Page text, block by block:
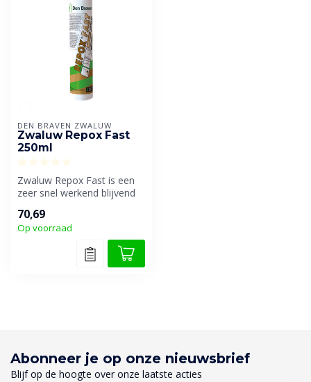
DEN BRAVEN ZWALUW
Zwaluw Repox Fast
250ml
Zwaluw Repox Fast is een
zeer snel werkend blijvend
70,69
Op voorraad
Abonneer je op onze nieuwsbrief
Blijf op de hoogte over onze laatste acties